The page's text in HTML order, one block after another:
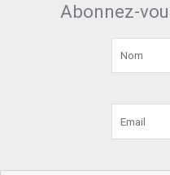
Abonnez-